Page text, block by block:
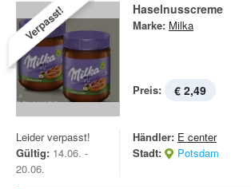
Verpasst! Haselnusscreme
Marke: Milka
Preis: € 2,49
Leider verpasst!
Gültig: 14.06. -
20.06.
Händler: E center
Stadt:
Potsdam